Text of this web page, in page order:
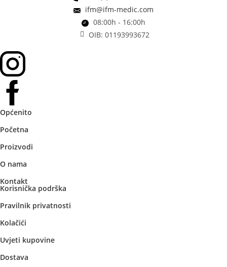
ifm@ifm-medic.com
08:00h - 16:00h
OIB: 01193993672
Općenito
Početna
Proizvodi
O nama
Kontakt
Korisnička podrška
Pravilnik privatnosti
Kolačići
Uvjeti kupovine
Dostava